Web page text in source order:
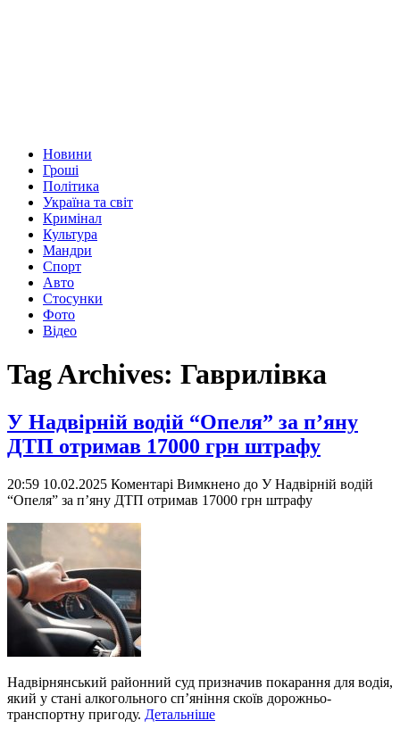
Новини
Гроші
Політика
Україна та світ
Кримінал
Культура
Мандри
Спорт
Авто
Стосунки
Фото
Відео
Tag Archives: Гаврилівка
У Надвірній водій “Опеля” за п’яну
ДТП отримав 17000 грн штрафу
20:59 10.02.2025 Коментарі Вимкнено до У Надвірній водій
“Опеля” за п’яну ДТП отримав 17000 грн штрафу
Надвірнянський районний суд призначив покарання для водія,
який у стані алкогольного сп’яніння скоїв дорожньо-
транспортну пригоду. Детальніше